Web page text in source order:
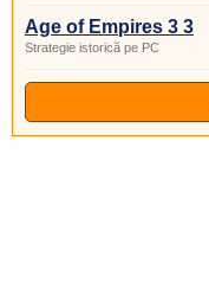
Age of Empires 3 3
Strategie istorică pe PC